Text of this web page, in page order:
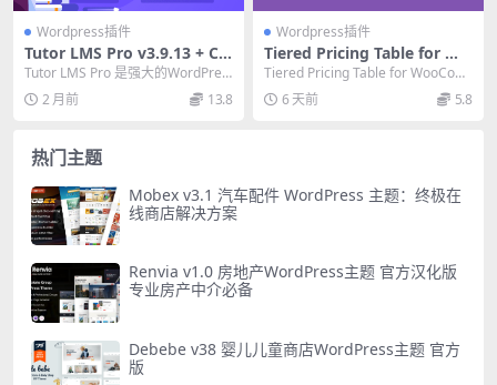
Wordpress插件
Tutor LMS Pro v3.9.13 + Ce
rtificate Builder 1.2.1 – 终极
WordPress LMS学习管理系
统插件
Tutor LMS Pro 是强大的WordPres
s LMS插件，提供前端拖放...
2 月前 13.8
Wordpress插件
Tiered Pricing Table for Wo
oCommerce 终极指南：动态
分层定价插件
Tiered Pricing Table for WooCom
merce 插件为...
6 天前 5.8
热门主题
Mobex v3.1 汽车配件 WordPress 主题：终极在
线商店解决方案
Renvia v1.0 房地产WordPress主题 官方汉化版
专业房产中介必备
Debebe v38 婴儿儿童商店WordPress主题 官方
版